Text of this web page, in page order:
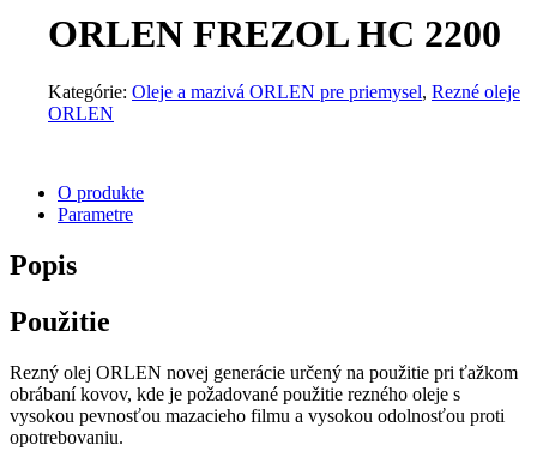
ORLEN FREZOL HC 2200
Kategórie: Oleje a mazivá ORLEN pre priemysel, Rezné oleje
ORLEN
O produkte
Parametre
Popis
Použitie
Rezný olej ORLEN novej generácie určený na použitie pri ťažkom
obrábaní kovov, kde je požadované použitie rezného oleje s
vysokou pevnosťou mazacieho filmu a vysokou odolnosťou proti
opotrebovaniu.